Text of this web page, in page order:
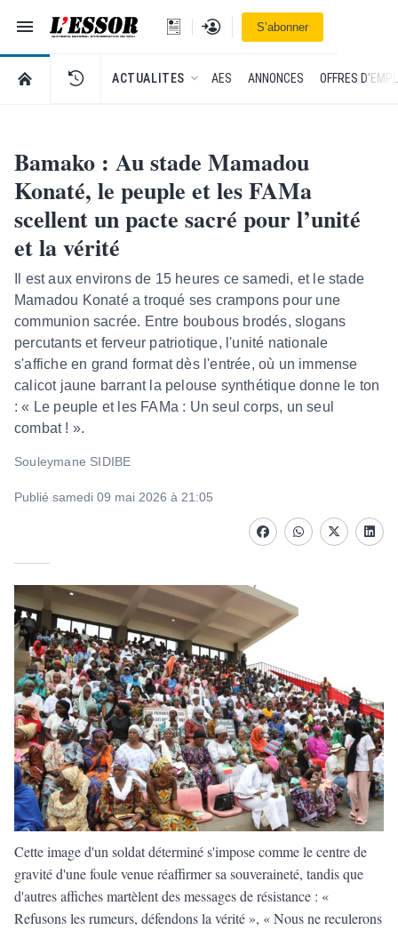
Navigation
L'Essor - retour à la une
Se connecterS’abonner
RETOUR À LA PAGE D’ACCUEIL DE L'ESSOR
ACTUALITES AES ANNONCES OFFRES
Bamako : Au stade Mamadou
Konaté, le peuple et les FAMa
scellent un pacte sacré pour l’unité
et la vérité
​Il est aux environs de 15 heures ce samedi, et le stade
Mamadou Konaté a troqué ses crampons pour une
communion sacrée. Entre boubous brodés, slogans
percutants et ferveur patriotique, l'unité nationale
s'affiche en grand format dès l'entrée, où un immense
calicot jaune barrant la pelouse synthétique donne le ton
: « Le peuple et les FAMa : Un seul corps, un seul
combat ! ».
Souleymane SIDIBE
Publié samedi 09 mai 2026 à 21:05
FacebookwhatsappTwitter
Cette image d'un soldat déterminé s'impose comme le centre de
gravité d'une foule venue réaffirmer sa souveraineté, tandis que
d'autres affiches martèlent des messages de résistance : «
Refusons les rumeurs, défendons la vérité », « Nous ne reculerons